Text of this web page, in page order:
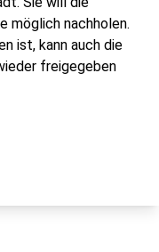
möglich nachholen.
ist, kann auch die
freigegeben